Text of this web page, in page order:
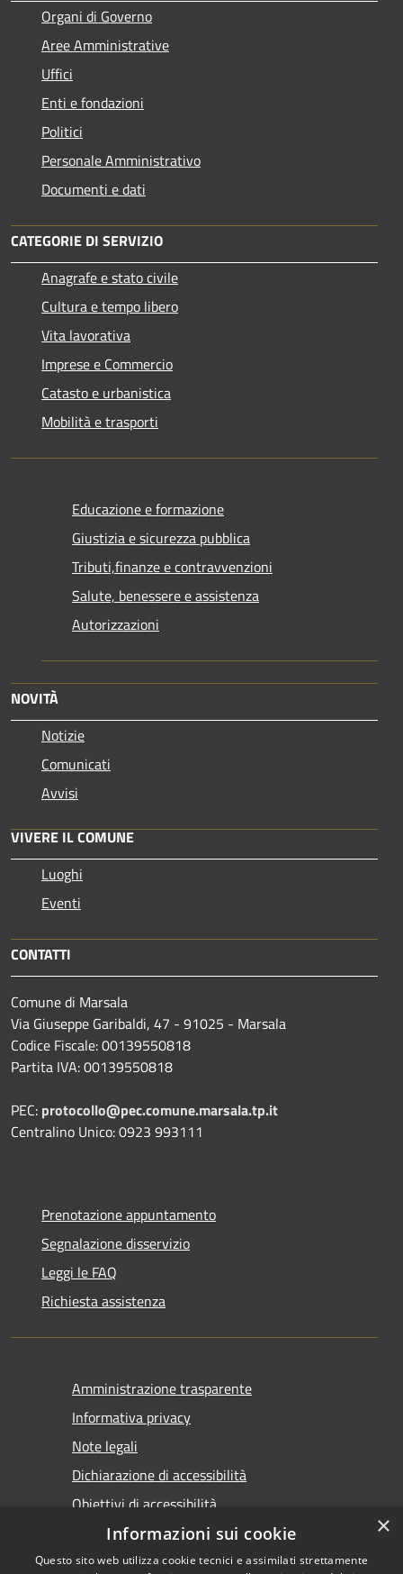
Organi di Governo
Aree Amministrative
Uffici
Enti e fondazioni
Politici
Personale Amministrativo
Documenti e dati
CATEGORIE DI SERVIZIO
Anagrafe e stato civile
Cultura e tempo libero
Vita lavorativa
Imprese e Commercio
Catasto e urbanistica
Mobilità e trasporti
Educazione e formazione
Giustizia e sicurezza pubblica
Tributi,finanze e contravvenzioni
Salute, benessere e assistenza
Autorizzazioni
NOVITÀ
Notizie
Comunicati
Avvisi
VIVERE IL COMUNE
Luoghi
Eventi
CONTATTI
Comune di Marsala
Via Giuseppe Garibaldi, 47 - 91025 - Marsala
Codice Fiscale: 00139550818
Partita IVA: 00139550818
PEC: protocollo@pec.comune.marsala.tp.it
Centralino Unico: 0923 993111
Prenotazione appuntamento
Segnalazione disservizio
Leggi le FAQ
Richiesta assistenza
Amministrazione trasparente
Informativa privacy
Note legali
Dichiarazione di accessibilità
Obiettivi di accessibilità
×
Informazioni sui cookie
Questo sito web utilizza cookie tecnici e assimilati strettamente